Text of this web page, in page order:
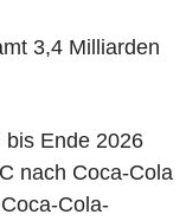
3,4 Milliarden
bis Ende 2026
nach Coca-Cola
Cola-